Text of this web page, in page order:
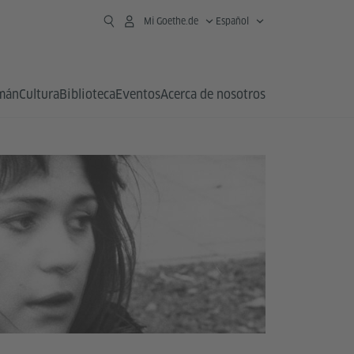
Mi Goethe.de Español
CulturaBibliotecaEventosAcerca de nosotros